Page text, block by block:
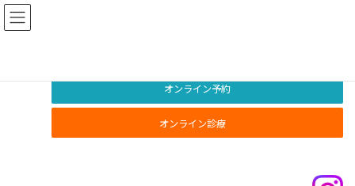
コ
ン
ナ
ビ
オンライン予約
オンライン診療